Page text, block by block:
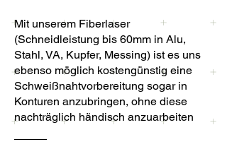
Mit unserem Fiberlaser
(Schneidleistung bis 60mm in Alu,
Stahl, VA, Kupfer, Messing) ist es uns
ebenso möglich kostengünstig eine
Schweißnahtvorbereitung sogar in
Konturen anzubringen, ohne diese
nachträglich händisch anzuarbeiten